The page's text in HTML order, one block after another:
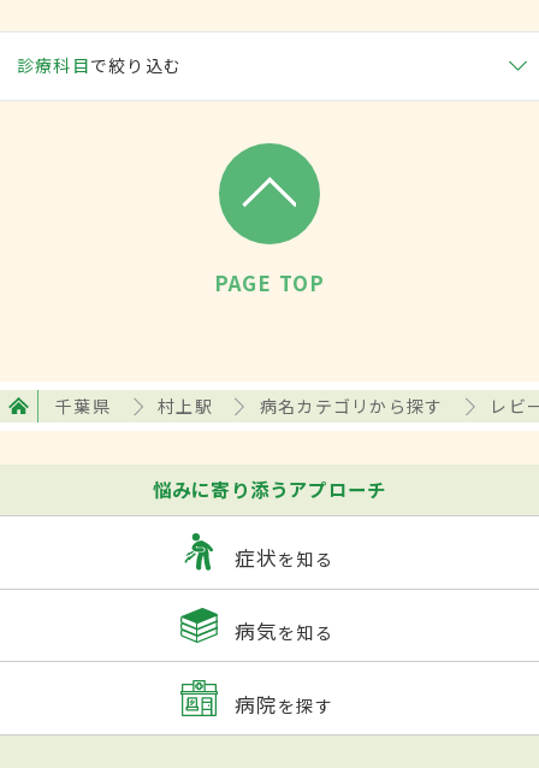
診療科目で絞り込む
PAGE TOP
千葉県 村上駅 病名カテゴリから探す レビ
悩みに寄り添うアプローチ
症状を知る
病気を知る
病院を探す